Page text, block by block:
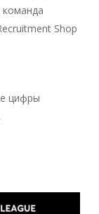
Shop
цифры